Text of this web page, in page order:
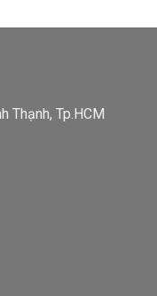
38,000 VND
Thạnh, Tp.HCM